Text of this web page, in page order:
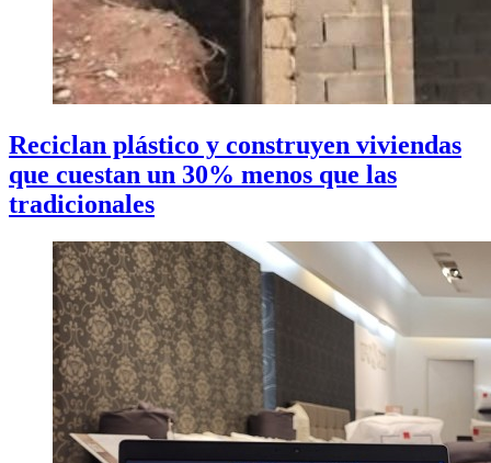
Reciclan plástico y construyen viviendas
que cuestan un 30% menos que las
tradicionales